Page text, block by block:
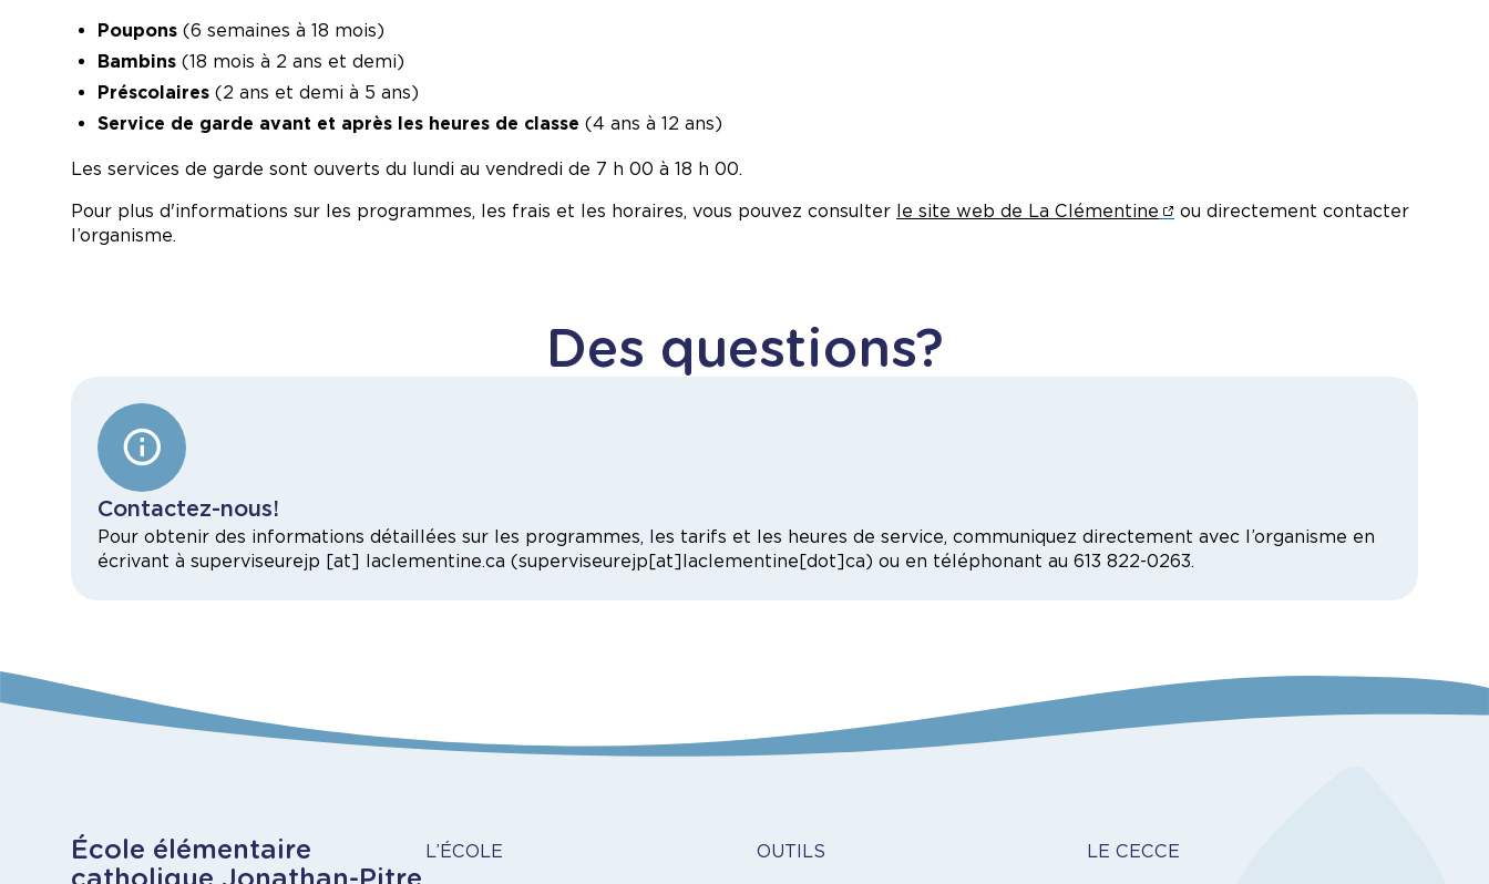
Poupons (6 semaines à 18 mois)
Bambins (18 mois à 2 ans et demi)
Préscolaires (2 ans et demi à 5 ans)
Service de garde avant et après les heures de classe (4 ans à 12 ans)
Les services de garde sont ouverts du lundi au vendredi de 7 h 00 à 18 h 00.
Pour plus d'informations sur les programmes, les frais et les horaires, vous pouvez consulter le site web de La Clémentine
ou directement contacter
l’organisme.
Des questions?
Contactez-nous!
Pour obtenir des informations détaillées sur les programmes, les tarifs et les heures de service, communiquez directement avec l’organisme en
écrivant à superviseurejp [at] laclementine.ca (superviseurejp[at]laclementine[dot]ca) ou en téléphonant au 613 822-0263.
École élémentaire
À
L’ÉCOLE Outils
OUTILS Carrière
LE CECCE